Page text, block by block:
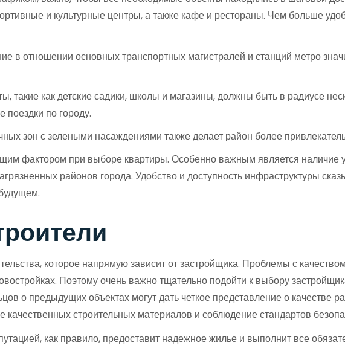
и культурные центры, а также кафе и рестораны. Чем больше
в отношении основных транспортных магистралей и станций метро
такие как детские садики, школы и магазины, должны быть в радиусе
поездки по городу.
зон с зелеными насаждениями также делает район более
фактором при выборе квартиры. Особенно важным является наличие
районов города. Удобство и доступность инфраструктуры
которое напрямую зависит от застройщика. Проблемы с
Поэтому очень важно тщательно подойти к выбору
о предыдущих объектах могут дать четкое представление о качестве
строительных материалов и соблюдение стандартов
как правило, предоставит надежное жилье и выполнит все